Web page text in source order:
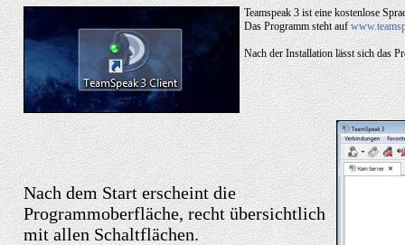
Teamspeak 3 ist eine kostenlose
Das Programm steht auf
Nach der Installation lässt sich das
Nach dem Start erscheint die
Programmoberfläche, recht übersichtlich
mit allen Schaltflächen.